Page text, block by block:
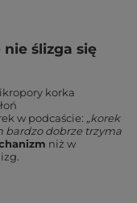
ślizga się
korka
w podcaście:
„korek
bardzo dobrze trzyma
niż w